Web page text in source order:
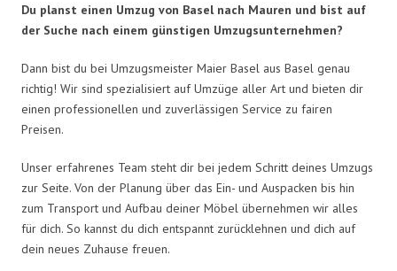
Du planst einen Umzug von Basel nach Mauren und bist auf
der Suche nach einem günstigen Umzugsunternehmen?
Dann bist du bei Umzugsmeister Maier Basel aus Basel genau
richtig! Wir sind spezialisiert auf Umzüge aller Art und bieten dir
einen professionellen und zuverlässigen Service zu fairen
Preisen.
Unser erfahrenes Team steht dir bei jedem Schritt deines Umzugs
zur Seite. Von der Planung über das Ein- und Auspacken bis hin
zum Transport und Aufbau deiner Möbel übernehmen wir alles
für dich. So kannst du dich entspannt zurücklehnen und dich auf
dein neues Zuhause freuen.